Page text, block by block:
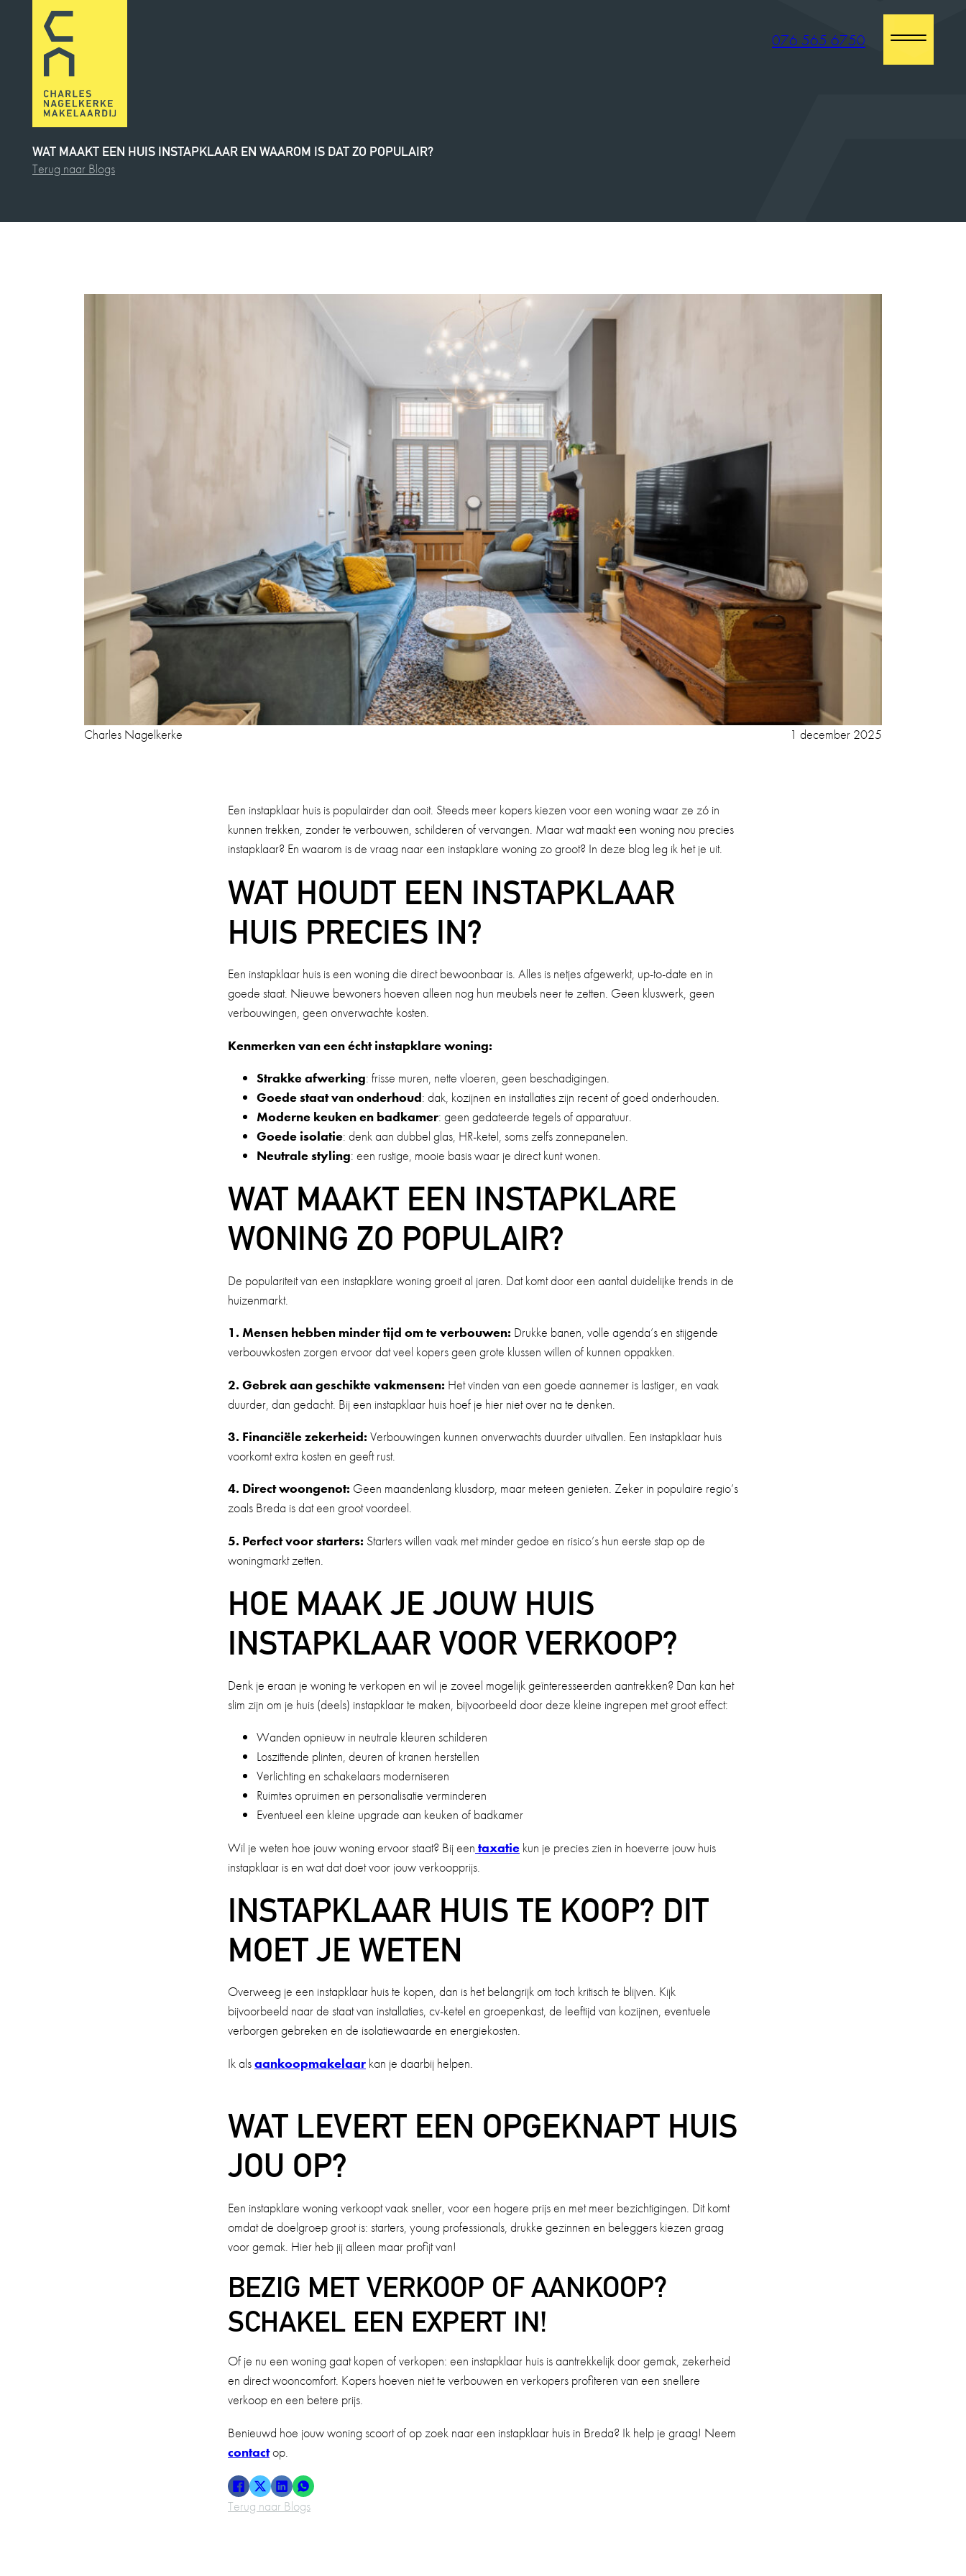
076 565 6750
WAT MAAKT EEN HUIS INSTAPKLAAR EN WAAROM IS DATZO POPULAIR?
Terug naar Blogs
Charles Nagelkerke 1 december 2025
Een instapklaar huis is populairder dan ooit. Steeds meer kopers kiezen voor een woning waar ze zó in
kunnen trekken, zonder te verbouwen, schilderen of vervangen. Maar wat maakt een woning nou precies
instapklaar? En waarom is de vraag naar een instapklare woning zo groot? In deze blog leg ik het je uit.
WAT HOUDT EEN INSTAPKLAAR
HUIS PRECIES IN?
Een instapklaar huis is een woning die direct bewoonbaar is. Alles is netjes afgewerkt, up-to-date en in
goede staat. Nieuwe bewoners hoeven alleen nog hun meubels neer te zetten. Geen kluswerk, geen
verbouwingen, geen onverwachte kosten.
Kenmerken van een écht instapklare woning:
Strakke afwerking: frisse muren, nette vloeren, geen beschadigingen.
Goede staat van onderhoud: dak, kozijnen en installaties zijn recent of goed onderhouden.
Moderne keuken en badkamer: geen gedateerde tegels of apparatuur.
Goede isolatie: denk aan dubbel glas, HR-ketel, soms zelfs zonnepanelen.
Neutrale styling: een rustige, mooie basis waar je direct kunt wonen.
WAT MAAKT EEN INSTAPKLARE
WONING ZO POPULAIR?
De populariteit van een instapklare woning groeit al jaren. Dat komt door een aantal duidelijke trends in de
huizenmarkt.
1. Mensen hebben minder tijd om te verbouwen: Drukke banen, volle agenda’s en stijgende
verbouwkosten zorgen ervoor dat veel kopers geen grote klussen willen of kunnen oppakken.
2. Gebrek aan geschikte vakmensen: Het vinden van een goede aannemer is lastiger, en vaak
duurder, dan gedacht. Bij een instapklaar huis hoef je hier niet over na te denken.
3. Financiële zekerheid: Verbouwingen kunnen onverwachts duurder uitvallen. Een instapklaar huis
voorkomt extra kosten en geeft rust.
4. Direct woongenot: Geen maandenlang klusdorp, maar meteen genieten. Zeker in populaire regio’s
zoals Breda is dat een groot voordeel.
5. Perfect voor starters: Starters willen vaak met minder gedoe en risico’s hun eerste stap op de
woningmarkt zetten.
HOE MAAK JE JOUW HUIS
INSTAPKLAAR VOOR VERKOOP?
Denk je eraan je woning te verkopen en wil je zoveel mogelijk geïnteresseerden aantrekken? Dan kan het
slim zijn om je huis (deels) instapklaar te maken, bijvoorbeeld door deze kleine ingrepen met groot effect:
Wanden opnieuw in neutrale kleuren schilderen
Loszittende plinten, deuren of kranen herstellen
Verlichting en schakelaars moderniseren
Ruimtes opruimen en personalisatie verminderen
Eventueel een kleine upgrade aan keuken of badkamer
Wil je weten hoe jouw woning ervoor staat? Bij een taxatie kun je precies zien in hoeverre jouw huis
instapklaar is en wat dat doet voor jouw verkoopprijs.
INSTAPKLAAR HUIS TE KOOP? DIT
MOET JE WETEN
Overweeg je een instapklaar huis te kopen, dan is het belangrijk om toch kritisch te blijven. Kijk
bijvoorbeeld naar de staat van installaties, cv-ketel en groepenkast, de leeftijd van kozijnen, eventuele
verborgen gebreken en de isolatiewaarde en energiekosten.
Ik alsaankoopmakelaar kan je daarbij helpen.
WAT LEVERT EEN OPGEKNAPT HUIS
JOU OP?
Een instapklare woning verkoopt vaak sneller, voor een hogere prijs en met meer bezichtigingen. Dit komt
omdat de doelgroep groot is: starters, young professionals, drukke gezinnen en beleggers kiezen graag
voor gemak. Hier heb jij alleen maar profijt van!
BEZIG MET VERKOOP OF AANKOOP?
SCHAKEL EEN EXPERT IN!
Of je nu een woning gaat kopen of verkopen: een instapklaar huis is aantrekkelijk door gemak, zekerheid
en direct wooncomfort. Kopers hoeven niet te verbouwen en verkopers profiteren van een snellere
verkoop en een betere prijs.
Benieuwd hoe jouw woning scoort of op zoek naar een instapklaar huis in Breda? Ik help je graag! Neem
contactop.
Terug naar Blogs